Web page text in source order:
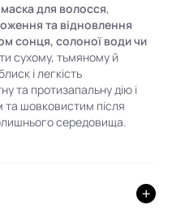
для волосся,
та відновлення
сонця, солоної води чи
сухому, тьмяному й
і легкість
та протизапальну дію і
та шовковистим після
середовища.